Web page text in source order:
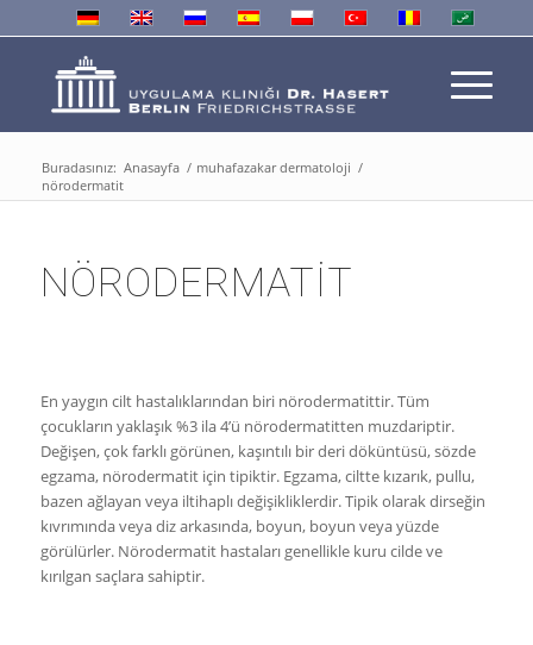
Buradasınız: Anasayfa / muhafazakar dermatoloji /
nörodermatit
NÖRODERMATIT
En yaygın cilt hastalıklarından biri nörodermatittir. Tüm
çocukların yaklaşık %3 ila 4’ü nörodermatitten muzdariptir.
Değişen, çok farklı görünen, kaşıntılı bir deri döküntüsü, sözde
egzama, nörodermatit için tipiktir. Egzama, ciltte kızarık, pullu,
bazen ağlayan veya iltihaplı değişikliklerdir. Tipik olarak dirseğin
kıvrımında veya diz arkasında, boyun, boyun veya yüzde
görülürler. Nörodermatit hastaları genellikle kuru cilde ve
kırılgan saçlara sahiptir.